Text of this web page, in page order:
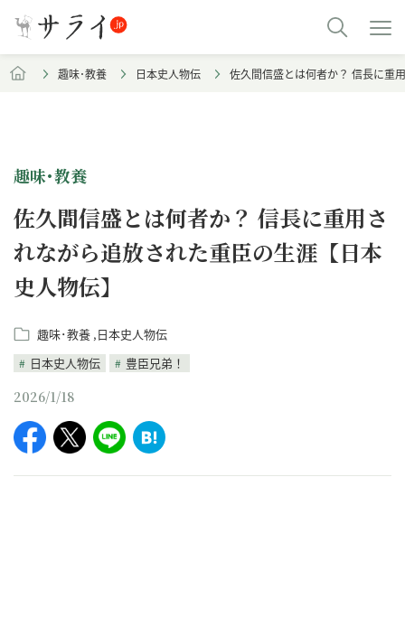
趣味･教養 日本史人物伝 佐久間信盛とは何者か？ 信長に重
趣味･教養
佐久間信盛とは何者か？ 信長に重用さ
れながら追放された重臣の生涯【日本
史人物伝】
趣味･教養 日本史人物伝
日本史人物伝
豊臣兄弟！
2026/1/18